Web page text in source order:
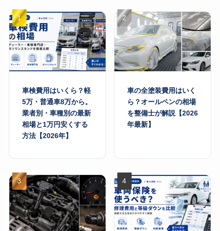
車検費用はいくら？軽
5万・普通車8万から。
業者別・車種別の最新
相場と1万円安くする
方法【2026年】
車の全塗装費用はいく
ら？オールペンの相場
を整備士が解説【2026
年最新】